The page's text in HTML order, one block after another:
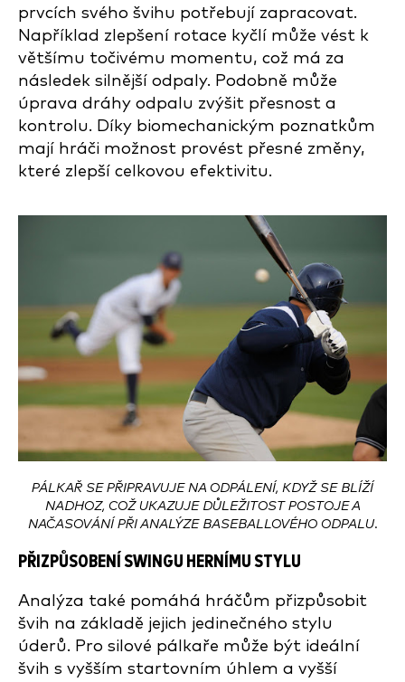
prvcích svého švihu potřebují zapracovat.
Například zlepšení rotace kyčlí může vést k
většímu točivému momentu, což má za
následek silnější odpaly. Podobně může
úprava dráhy odpalu zvýšit přesnost a
kontrolu. Díky biomechanickým poznatkům
mají hráči možnost provést přesné změny,
které zlepší celkovou efektivitu.
PÁLKAŘ SE PŘIPRAVUJE NA ODPÁLENÍ, KDYŽ SE BLÍŽÍ
NADHOZ, COŽ UKAZUJE DŮLEŽITOST POSTOJE A
NAČASOVÁNÍ PŘI ANALÝZE BASEBALLOVÉHO ODPALU.
PŘIZPŮSOBENÍ SWINGU HERNÍMU STYLU
Analýza také pomáhá hráčům přizpůsobit
švih na základě jejich jedinečného stylu
úderů. Pro silové pálkaře může být ideální
švih s vyšším startovním úhlem a vyšší